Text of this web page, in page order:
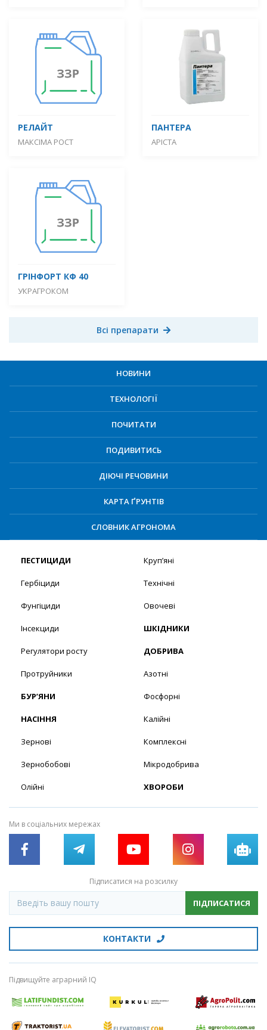
РЕЛАЙТ
МАКСІМА РОСТ
ПАНТЕРА
АРІСТА
ГРІНФОРТ КФ 40
УКРАГРОКОМ
Всі препарати
НОВИНИ
ТЕХНОЛОГІЇ
ПОЧИТАТИ
ПОДИВИТИСЬ
ДІЮЧІ РЕЧОВИНИ
КАРТА ҐРУНТІВ
СЛОВНИК АГРОНОМА
ПЕСТИЦИДИ
Гербіциди
Фунгіциди
Інсекциди
Регулятори росту
Протруйники
БУР’ЯНИ
НАСІННЯ
Зернові
Зернобобові
Олійні
Круп’яні
Технічні
Овочеві
ШКІДНИКИ
ДОБРИВА
Азотні
Фосфорні
Калійні
Комплексні
Мікродобрива
ХВОРОБИ
Ми в соціальних мережах
Підписатися на розсилку
ПІДПИСАТИСЯ
КОНТАКТИ
Підвищуйте аграрний IQ